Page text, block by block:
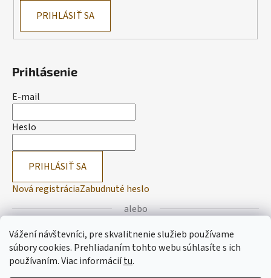
Vážení návštevníci, pre skvalitnenie služieb používame
súbory cookies. Prehliadaním tohto webu súhlasíte s ich
používaním.Viac informáciítu.
PRIHLÁSIŤ SA
Prihlásenie
E-mail
Heslo
PRIHLÁSIŤ SA
Nová registráciaZabudnuté heslo
alebo
Prihlásiť sa cez Facebook
Prihlásiť sa cez Google